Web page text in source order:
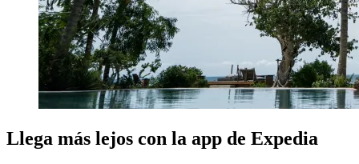
Llega más lejos con la app de Expedia